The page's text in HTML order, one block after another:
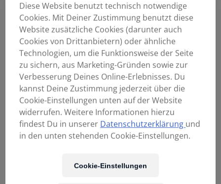
Diese Website benutzt technisch notwendige
Cookies. Mit Deiner Zustimmung benutzt diese
Website zusätzliche Cookies (darunter auch
Cookies von Drittanbietern) oder ähnliche
Technologien, um die Funktionsweise der Seite
zu sichern, aus Marketing-Gründen sowie zur
Verbesserung Deines Online-Erlebnisses. Du
kannst Deine Zustimmung jederzeit über die
Cookie-Einstellungen unten auf der Website
widerrufen. Weitere Informationen hierzu
findest Du in unserer Datenschutzerklärung und
in den unten stehenden Cookie-Einstellungen.
Cookie-Einstellungen